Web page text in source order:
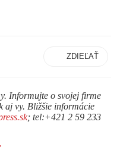
ZDIEĽAŤ
Informujte o svojej firme
aj vy. Bližšie informácie
; tel:+421 2 59 233